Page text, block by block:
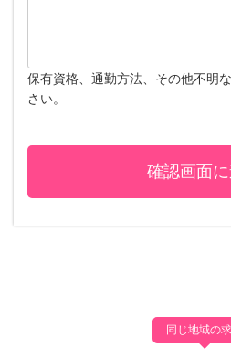
保有資格、通勤方法、その他不明
さい。
同じ地域の